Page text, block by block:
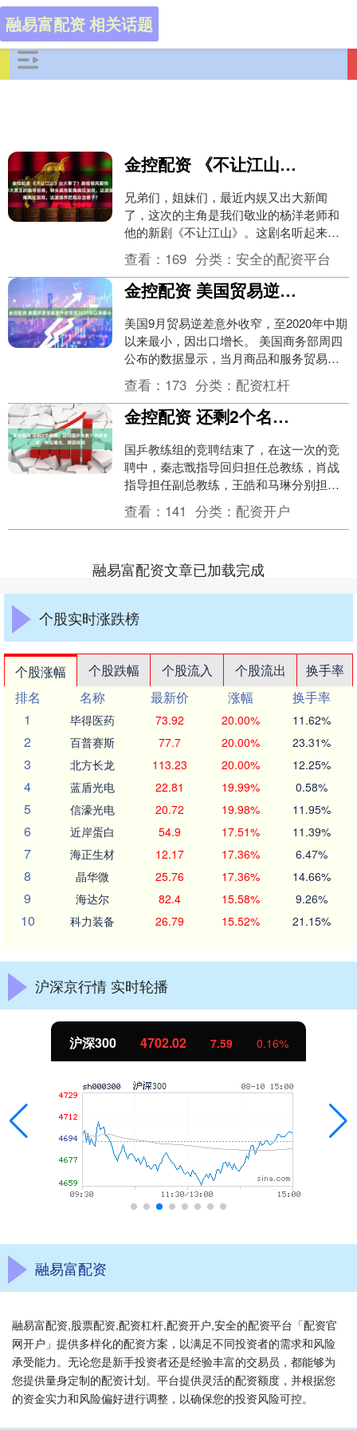
融易富配资 相关话题
金控配资 《不让江山》出大事了？剧组倭风服饰引争议！打着杨洋大男主的旗号招商，转头就给配角疯狂加戏，这波操作把观众当傻子？
兄弟们，姐妹们，最近内娱又出大新闻
了，这次的主角是我们敬业的杨洋老师和
他的新剧《不让江山》。这剧名听起来霸
气侧漏，但现实却是一部让人笑中带泪的
年度打工大戏，堪称....
查看： 169 分类： 安全的配资平台
金控配资 美国贸易逆差意外收窄至2020年以来最小
美国9月贸易逆差意外收窄，至2020年中期
以来最小，因出口增长。 美国商务部周四
公布的数据显示，当月商品和服务贸易逆
差较前月缩减近11%，至528亿美元。彭博
对....
查看： 173 分类： 配资杠杆
金控配资 还剩2个名额，回归国乒执教？许昕官宣，岗位曝光，原因找到
国乒教练组的竞聘结束了，在这一次的竞
聘中，秦志戬指导回归担任总教练，肖战
指导担任副总教练，王皓和马琳分别担任
男女队主教练，而在设置的22个教练岗位
中，最终只有2....
查看： 141 分类： 配资开户
融易富配资文章已加载完成
个股实时涨跌榜
个股涨幅 个股跌幅 个股流入 个股流出
换手率
排名
名称 最新价 涨幅
换手率
1
毕得医药 73.92 20.00% 11.62%
2 百普赛斯 77.7 20.00% 23.31%
3 北方长龙 113.23 20.00% 12.25%
4 蓝盾光电 22.81 19.99% 0.58%
5 信濠光电 20.72 19.98% 11.95%
6 近岸蛋白 54.9 17.51% 11.39%
7 海正生材 12.17 17.36% 6.47%
8 晶华微 25.76 17.36% 14.66%
9 海达尔 82.4 15.58% 9.26%
10 科力装备 26.79 15.52% 21.15%
沪深京行情 实时轮播
北证50 1122.88 -11.37 -1.00%
融易富配资
融易富配资,股票配资,配资杠杆,配资开户,安全的配资平台「配资官
网开户」提供多样化的配资方案，以满足不同投资者的需求和风险
承受能力。无论您是新手投资者还是经验丰富的交易员，都能够为
您提供量身定制的配资计划。平台提供灵活的配资额度，并根据您
的资金实力和风险偏好进行调整，以确保您的投资风险可控。